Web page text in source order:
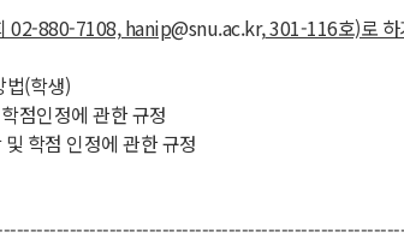
02-880-7108, hanip@snu.ac.kr,301-116호)로 하
법(학생)
점인정에 관한 규정
학점 인정에 관한 규정